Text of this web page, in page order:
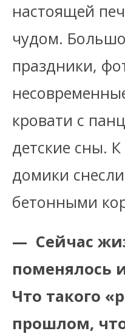
настоящей
чудом.
праздники,
кровати с
детские сны.
домики
бетонными
— Сейчас
поменялось
Что такого
прошлом,